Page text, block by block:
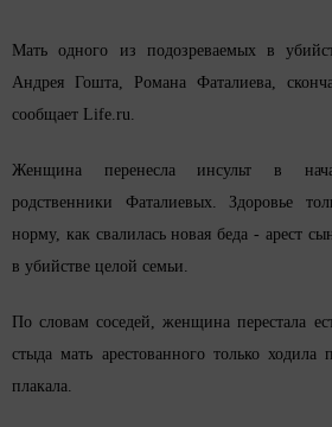
Мать одного из подозреваемых в
Андрея Гошта, Романа Фаталиева,
сообщает Life.ru.
Женщина перенесла инсульт в
родственники Фаталиевых. Здоровье
норму, как свалилась новая беда - арест
в убийстве целой семьи.
По словам соседей, женщина перестала
стыда мать арестованного только
плакала.